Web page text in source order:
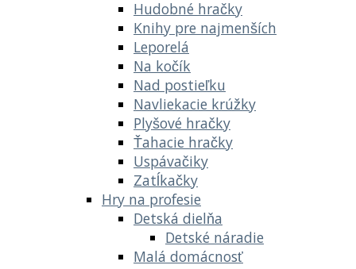
Hudobné hračky
Knihy pre najmenších
Leporelá
Na kočík
Nad postieľku
Navliekacie krúžky
Plyšové hračky
Ťahacie hračky
Uspávačiky
Zatĺkačky
Hry na profesie
Detská dielňa
Detské náradie
Malá domácnosť